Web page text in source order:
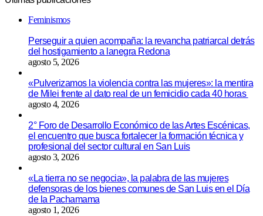
Feminismos
Perseguir a quien acompaña: la revancha patriarcal detrás
del hostigamiento a lanegra Redona
agosto 5, 2026
«Pulverizamos la violencia contra las mujeres»: la mentira
de Milei frente al dato real de un femicidio cada 40 horas
agosto 4, 2026
2° Foro de Desarrollo Económico de las Artes Escénicas,
el encuentro que busca fortalecer la formación técnica y
profesional del sector cultural en San Luis
agosto 3, 2026
«La tierra no se negocia», la palabra de las mujeres
defensoras de los bienes comunes de San Luis en el Día
de la Pachamama
agosto 1, 2026